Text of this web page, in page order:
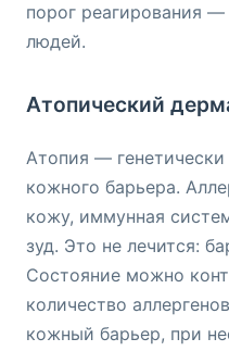
порог реагирования
людей.
Атопический
Атопия —
кожного барьера.
кожу, иммунная
зуд. Это не лечится:
Состояние можно
количество
кожный барьер, при